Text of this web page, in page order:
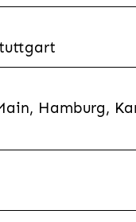
Hamburg,